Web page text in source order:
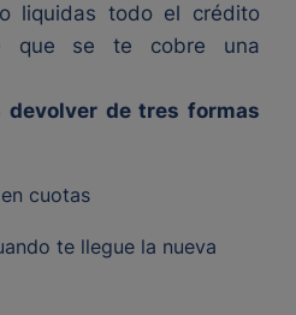
liquidas todo el crédito
que se te cobre una
devolver de tres formas
cuotas
te llegue la nueva